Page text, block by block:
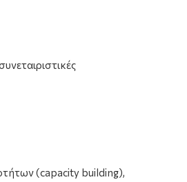
(capacity building),